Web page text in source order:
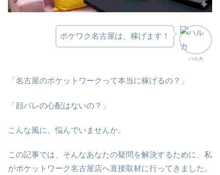
ハルカ
ポケワク名古屋は、稼げます！
「名古屋のポケットワークって本当に稼げるの？」
「顔バレの心配はないの？」
こんな風に、悩んでいませんか。
この記事では、そんなあなたの疑問を解決するために、私
がポケットワーク名古屋店へ直接取材に行ってきました。